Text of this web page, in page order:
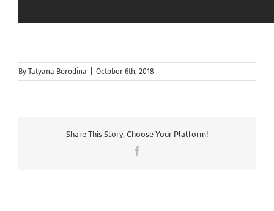
By Tatyana Borodina October 6th, 2018
Share This Story, Choose Your Platform!